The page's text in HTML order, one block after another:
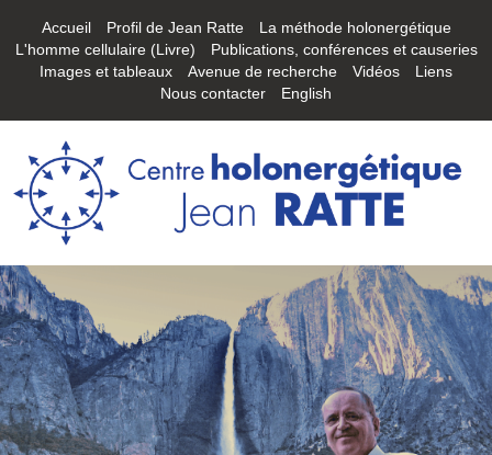
Accueil Profil de Jean Ratte
La méthode holonergétique
L'homme cellulaire (Livre)
Publications, conférences et causeries
Images et tableaux
Avenue de recherche Vidéos
Liens
Nous contacter
English